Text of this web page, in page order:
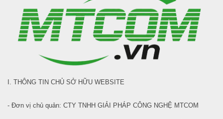
I. THÔNG TIN CHỦ SỞ HỮU WEBSITE
- Đơn vị chủ quản: CTY TNHH GIẢI PHÁP CÔNG NGHỆ MTCOM